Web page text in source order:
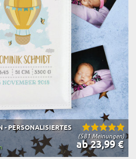
(581 Meinungen)
- PERSONALISIERTES
ab 23,99 €